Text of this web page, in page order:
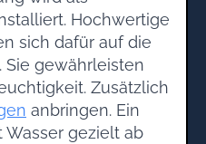
Hochwertige
sich dafür auf die
Sie gewährleisten
Zusätzlich
anbringen. Ein
gezielt ab